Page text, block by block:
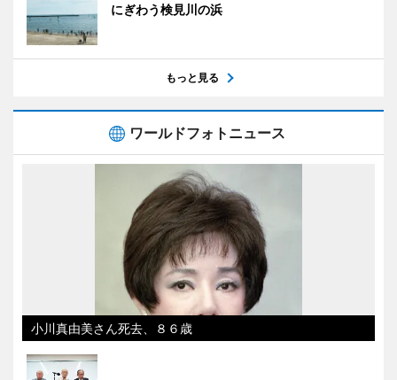
にぎわう検見川の浜
もっと見る
ワールドフォトニュース
小川真由美さん死去、８６歳